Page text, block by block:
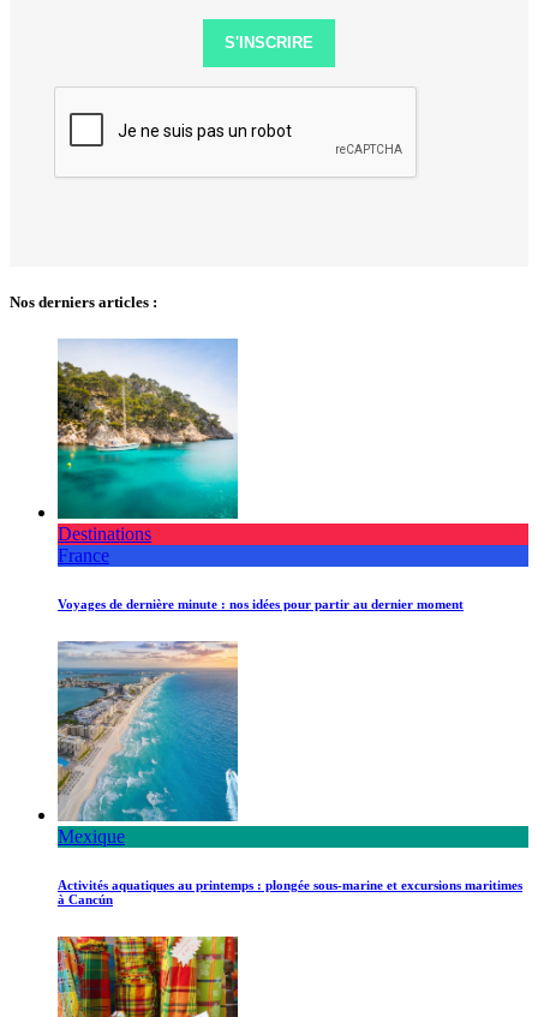
S'INSCRIRE
Nos derniers articles :
Destinations
France
Voyages de dernière minute : nos idées pour partir au dernier moment
Mexique
Activités aquatiques au printemps : plongée sous-marine et excursions maritimes
à Cancún